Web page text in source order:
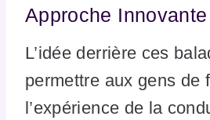
Approche Innovante
L’idée derrière ces
permettre aux gens de
l’expérience de la